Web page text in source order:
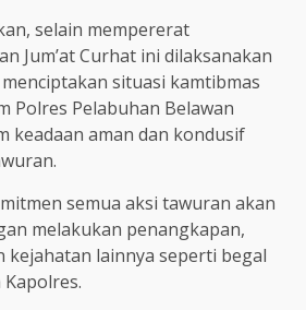
selain mempererat
Jum’at Curhat ini dilaksanakan
situasi kamtibmas
Polres Pelabuhan Belawan
keadaan aman dan kondusif
semua aksi tawuran akan
melakukan penangkapan,
kejahatan lainnya seperti begal